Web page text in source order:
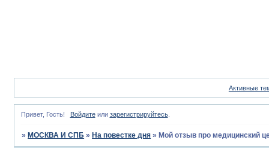
Активные
Привет, Гость! Войдитеили зарегистрируйтесь.
» МОСКВА И СПБ » На повестке дня » Мой отзыв про медицинский